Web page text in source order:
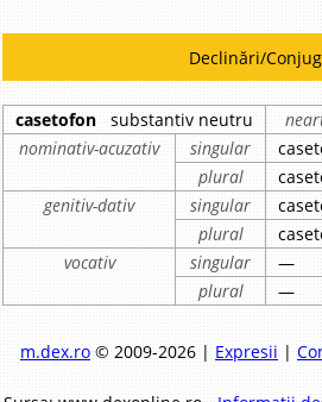
Declinări/
casetofon substantiv neutru
nominativ-acuzativ
singular
plural
genitiv-dativ
singular
plural
vocativ
singular
—
plural
—
m.dex.ro© 2009-2026 | Expresii |